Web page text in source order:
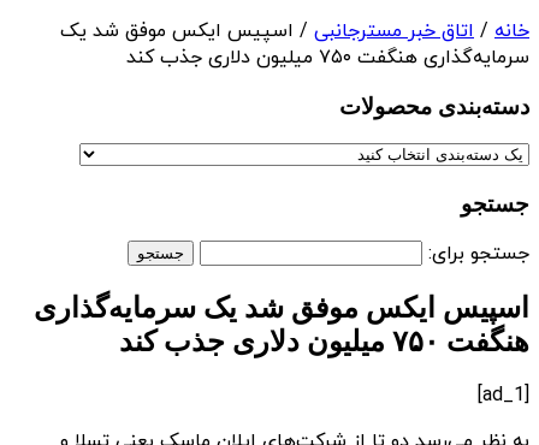
خانه / اتاق خبر مسترجانبی / اسپیس ایکس موفق شد یک
سرمایه‌گذاری هنگفت ۷۵۰ میلیون دلاری جذب کند
دسته‌بندی‌ محصولات
جستجو
جستجو برای:
اسپیس ایکس موفق شد یک سرمایه‌گذاری
هنگفت ۷۵۰ میلیون دلاری جذب کند
[ad_1]